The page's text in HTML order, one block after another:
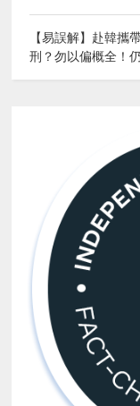
【易誤解】赴韓攜
刑？勿以偏概全！